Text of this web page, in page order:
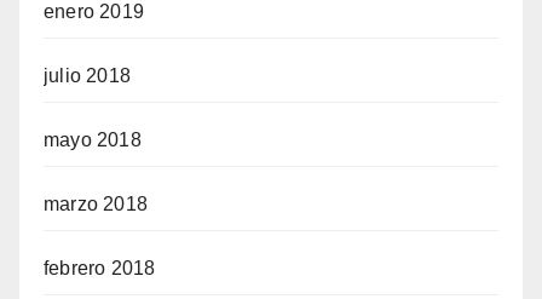
enero 2019
julio 2018
mayo 2018
marzo 2018
febrero 2018